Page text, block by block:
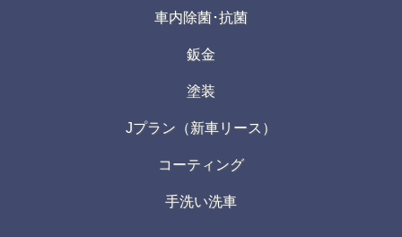
車内除菌･抗菌
鈑金
塗装
Jプラン（新車リース）
コーティング
手洗い洗車